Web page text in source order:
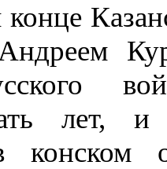
лет,
конском